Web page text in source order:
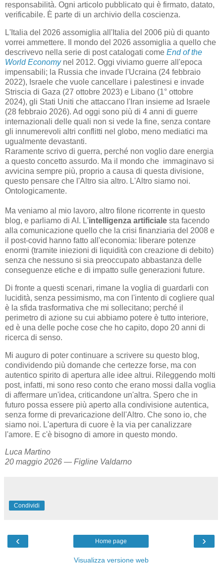
responsabilità. Ogni articolo pubblicato qui è firmato, datato,
verificabile. È parte di un archivio della coscienza.
L'Italia del 2026 assomiglia all'Italia del 2006 più di quanto
vorrei ammettere. Il mondo del 2026 assomiglia a quello che
descrivevo nella serie di post catalogati come End of the
World Economynel 2012. Oggi viviamo guerre all'epoca
impensabili; la Russia che invade l'Ucraina (24 febbraio
2022), Israele che vuole cancellare i palestinesi e invade
Striscia di Gaza (27 ottobre 2023) e Libano (1° ottobre
2024), gli Stati Uniti che attaccano l'Iran insieme ad Israele
(28 febbraio 2026). Ad oggi sono più di 4 anni di guerre
internazionali delle quali non si vede la fine, senza contare
gli innumerevoli altri conflitti nel globo, meno mediatici ma
ugualmente devastanti.
Raramente scrivo di guerra, perché non voglio dare energia
a questo concetto assurdo. Ma il mondo che immaginavo si
avvicina sempre più, proprio a causa di questa divisione,
questo pensare che l'Altro sia altro. L'Altro siamo noi.
Ontologicamente.
Ma veniamo al mio lavoro, altro filone ricorrente in questo
blog, e parliamo di AI. L'intelligenza artificiale sta facendo
alla comunicazione quello che la crisi finanziaria del 2008 e
il post-covid hanno fatto all'economia: liberare potenze
enormi (tramite iniezioni di liquidità con creazione di debito)
senza che nessuno si sia preoccupato abbastanza delle
conseguenze etiche e di impatto sulle generazioni future.
Di fronte a questi scenari, rimane la voglia di guardarli con
lucidità, senza pessimismo, ma con l'intento di cogliere qual
è la sfida trasformativa che mi sollecitano; perché il
perimetro di azione su cui abbiamo potere è tutto interiore,
ed è una delle poche cose che ho capito, dopo 20 anni di
ricerca di senso.
Mi auguro di poter continuare a scrivere su questo blog,
condividendo più domande che certezze forse, ma con
autentico spirito di apertura alle idee altrui. Rileggendo molti
post, infatti, mi sono reso conto che erano mossi dalla voglia
di affermare un'idea, criticandone un'altra. Spero che in
futuro possa essere più aperto alla condivisione autentica,
senza forme di prevaricazione dell'Altro. Che sono io, che
siamo noi. L'apertura di cuore è la via per canalizzare
l'amore. E c'è bisogno di amore in questo mondo.
Luca Martino
20 maggio 2026 — Figline Valdarno
Condividi
‹ ›
Home page
Visualizza versione web